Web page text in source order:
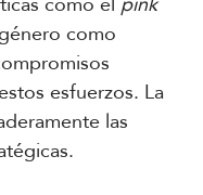
como
esfuerzos. La
las